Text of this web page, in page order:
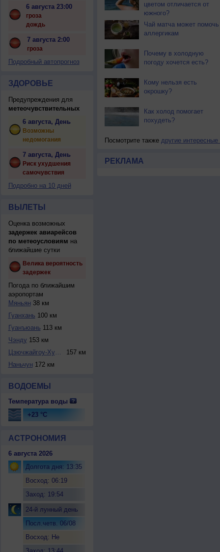
6 августа 23:00
гроза
дождь
7 августа 2:00
гроза
Подробный автопрогноз
ЗДОРОВЬЕ
Предупреждения для
метеочувствительных
6 августа, День
Возможны
недомогания
7 августа, День
Риск ухудшения
самочувствия
Подробно на 10 дней
ВЫЛЕТЫ
Оценка возможных
задержек авиарейсов
по метеоусловиям на
ближайшие сутки
Велика вероятность
задержек
Погода по ближайшим
аэропортам
Мяньян 38 км
Гуанхань 100 км
Гуанъюань 113 км
Чэнду 153 км
Цзючжайгоу-Хуанлу...
157 км
Наньчун 172 км
ВОДОЕМЫ
Температура воды
+23 °C
АСТРОНОМИЯ
6 августа 2026
Долгота дня: 13:35
Восход: 06:19
Заход: 19:54
24-й лунный день
Посл.четв. 06/08
Восход: Не
цветом отличается от
южного?
Чай матча может помочь
аллергикам
Почему в холодную
погоду хочется есть?
Кому нельзя есть
окрошку?
Как холод помогает
похудеть?
Посмотрите также другие интересные
РЕКЛАМА